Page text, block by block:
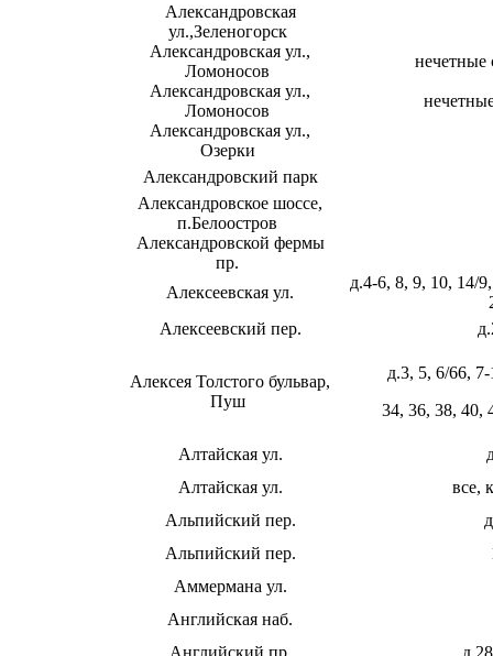
Александровская
ул.,Зеленогорск
Александровская ул.,
Ломоносов
нечетные
Александровская ул.,
Ломоносов
Александровская ул.,
Озерки
Александровский парк
Александровское шоссе,
п.Белоостров
Александровской фермы
пр.
Алексеевская ул.
д.4-6, 8, 9, 10, 14/
Алексеевский пер.
Алексея Толстого бульвар,
Пуш
д.3, 5, 6/66,
34, 36, 38, 40,
Алтайская ул.
Алтайская ул.
все,
Альпийский пер.
Альпийский пер.
Аммермана ул.
Английская наб.
Английский пр.